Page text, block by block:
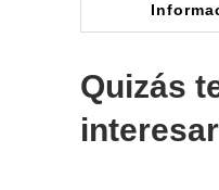
Quizás
interesar